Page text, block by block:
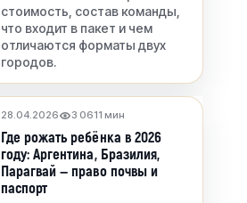
стоимость, состав команды,
что входит в пакет и чем
отличаются форматы двух
городов.
28.04.2026 3 0611 мин
Где рожать ребёнка в 2026
году: Аргентина, Бразилия,
Парагвай — право почвы и
паспорт